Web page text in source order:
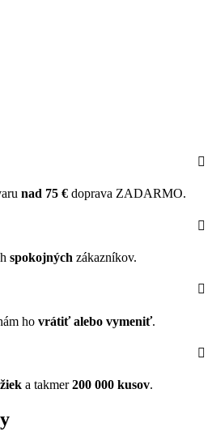
nad 75 € doprava ZADARMO.
spokojných zákazníkov.
ho vrátiť alebo vymeniť.
a takmer200 000 kusov.